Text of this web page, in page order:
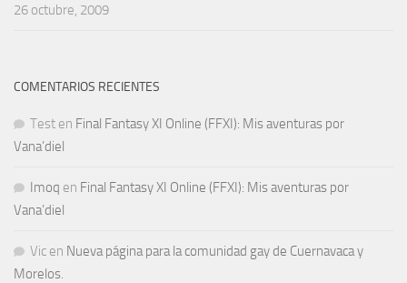
26 octubre, 2009
COMENTARIOS RECIENTES
Test en Final Fantasy XI Online (FFXI): Mis aventuras por
Vana’diel
Imoq en Final Fantasy XI Online (FFXI): Mis aventuras por
Vana’diel
Vic en Nueva página para la comunidad gay de Cuernavaca y
Morelos.